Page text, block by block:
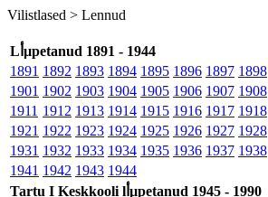
Vilistlased > Lennud
Lأµpetanud 1891 - 1944
1891 1892 1893 1894 1895 1896 1897 1898
1901 1902 1903 1904 1905 1906 1907 1908
1911 1912 1913 1914 1915 1916 1917 1918
1921 1922 1923 1924 1925 1926 1927 1928
1931 1932 1933 1934 1935 1936 1937 1938
1941 1942 1943 1944
Tartu I Keskkooli lأµpetanud 1945 - 1990